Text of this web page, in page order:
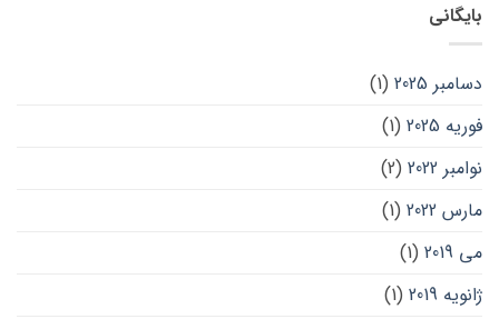
بایگانی
دسامبر 2025
(1)
فوریه 2025
(1)
نوامبر 2022
(2)
مارس 2022
(1)
می 2019
(1)
ژانویه 2019
(1)